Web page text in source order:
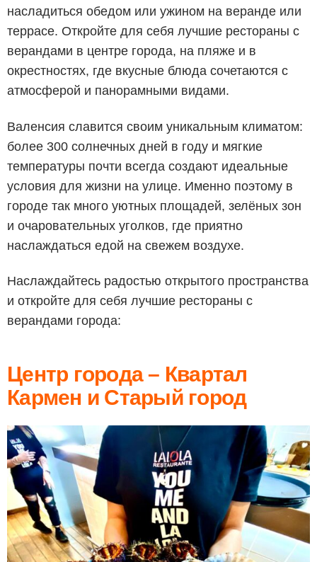
насладиться обедом или ужином на веранде или
террасе. Откройте для себя лучшие рестораны с
верандами в центре города, на пляже и в
окрестностях, где вкусные блюда сочетаются с
атмосферой и панорамными видами.
Валенсия славится своим уникальным климатом:
более 300 солнечных дней в году и мягкие
температуры почти всегда создают идеальные
условия для жизни на улице. Именно поэтому в
городе так много уютных площадей, зелёных зон
и очаровательных уголков, где приятно
наслаждаться едой на свежем воздухе.
Наслаждайтесь радостью открытого пространства
и откройте для себя лучшие рестораны с
верандами города:
Центр города – Квартал
Кармен и Старый город